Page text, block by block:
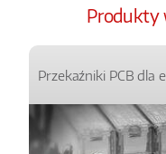
Produkty
Przekaźniki PCB dla